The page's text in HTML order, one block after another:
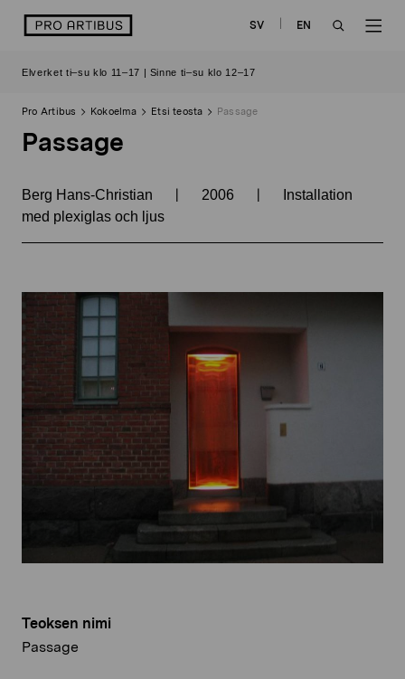
sisältöön
logo SV
EN
Elverket ti–su klo 11–17 | Sinne ti–su klo 12–17
Pro Artibus Kokoelma Etsi teosta Passage
Passage
Berg Hans-Christian | 2006 |
Installation
med plexiglas och ljus
Teoksen nimi
Passage